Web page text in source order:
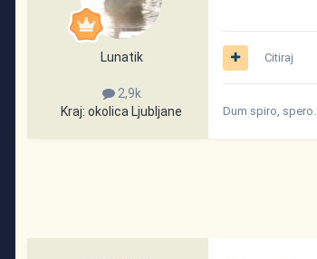
Lunatik
2,9k
Kraj: okolica Ljubljane
Citiraj
Dum spiro, spero.